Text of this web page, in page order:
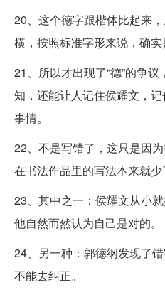
20、这个德字跟楷体比起来
横，按照标准字形来说，确实
21、所以才出现了“德”的争
知，还能让人记住侯耀文，
事情。
22、不是写错了，这只是因
在书法作品里的写法本来就少
23、其中之一：侯耀文从小
他自然而然认为自己是对的。
24、另一种：郭德纲发现了
不能去纠正。